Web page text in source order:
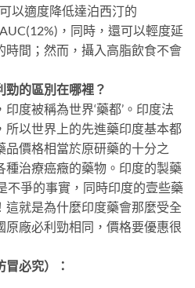
以適度降低達泊西汀的
，同時，還可以輕度延
時間；然而，攝入高脂飲食不會
勁的區別在哪裡？
度被稱為世界‘藥都’。印度法
所以世界上的先進藥印度基本都
價格相當於原研藥的十分之
種治療癌癥的藥物。印度的製藥
不爭的事實，同時印度的壹些藥
這就是為什麼印度藥會那麼受全
廠必利勁相同，價格要優惠很
必究）：